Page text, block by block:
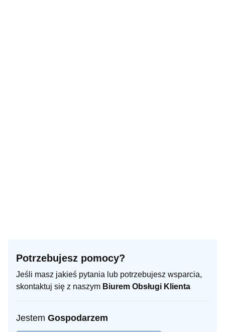
Potrzebujesz pomocy?
Jeśli masz jakieś pytania lub potrzebujesz wsparcia,
skontaktuj się z naszym Biurem Obsługi Klienta
Jestem Gospodarzem